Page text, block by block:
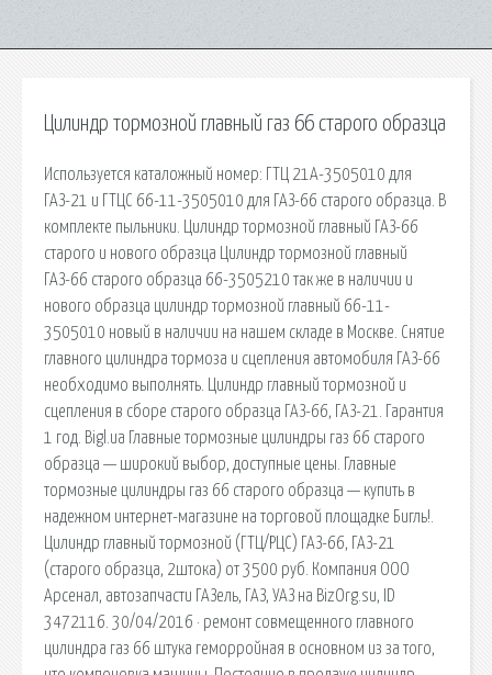
Цилиндр тормозной главный газ 66 старого образца
Используется каталожный номер: ГТЦ 21А-3505010 для
ГАЗ-21 и ГТЦС 66-11-3505010 для ГАЗ-66 старого образца. В
комплекте пыльники. Цилиндр тормозной главный ГАЗ-66
старого и нового образца Цилиндр тормозной главный
ГАЗ-66 старого образца 66-3505210 так же в наличии и
нового образца цилиндр тормозной главный 66-11-
3505010 новый в наличии на нашем складе в Москве. Снятие
главного цилиндра тормоза и сцепления автомобиля ГАЗ-66
необходимо выполнять. Цилиндр главный тормозной и
сцепления в сборе старого образца ГАЗ-66, ГАЗ-21. Гарантия
1 год. Bigl.ua Главные тормозные цилиндры газ 66 старого
образца — широкий выбор, доступные цены. Главные
тормозные цилиндры газ 66 старого образца — купить в
надежном интернет-магазине на торговой площадке Бигль!.
Цилиндр главный тормозной (ГТЦ/РЦС) ГАЗ-66, ГАЗ-21
(старого образца, 2штока) от 3500 руб. Компания ООО
Арсенал, автозапчасти ГАЗель, ГАЗ, УАЗ на BizOrg.su, ID
3472116. 30/04/2016 · ремонт совмещенного главного
цилиндра газ 66 штука геморройная в основном из за того,